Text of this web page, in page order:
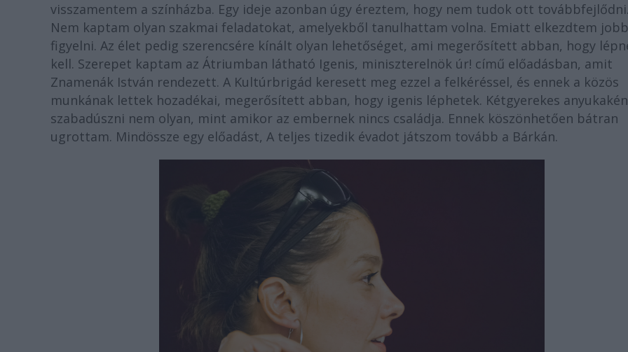
visszamentem a színházba. Egy ideje azonban úgy éreztem, hogy nem tudok ott
Nem kaptam olyan szakmai feladatokat, amelyekből tanulhattam volna. Emiatt elkezdtem
figyelni. Az élet pedig szerencsére kínált olyan lehetőséget, ami megerősített abban, hogy
kell. Szerepet kaptam az Átriumban látható Igenis, miniszterelnök úr! című előadásban, amit
Znamenák István rendezett. A Kultúrbrigád keresett meg ezzel a felkéréssel, és ennek a közös
munkának lettek hozadékai, megerősített abban, hogy igenis léphetek. Kétgyerekes
szabadúszni nem olyan, mint amikor az embernek nincs családja. Ennek köszönhetően bátran
ugrottam. Mindössze egy előadást, A teljes tizedik évadot játszom tovább a Bárkán.